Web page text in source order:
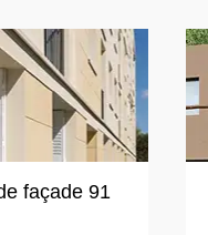
façade 91